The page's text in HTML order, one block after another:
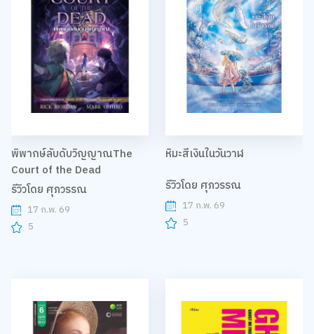
พิพากษ์ลับดับวิญญาณThe
Court of the Dead
รีวิวโดย ศุภวรรณ
17 ก.พ. 69
5
หิมะสีเงินในวันวาฬ
รีวิวโดย ศุภวรรณ
17 ก.พ. 69
5